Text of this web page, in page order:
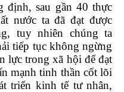
sau gần 40 thực
nước ta đã đạt được
tuy nhiên chúng ta
tiếp tục không ngừng
lực trong xã hội để đạt
mạnh tinh thần cốt lõi
triển kinh tế tư nhân,